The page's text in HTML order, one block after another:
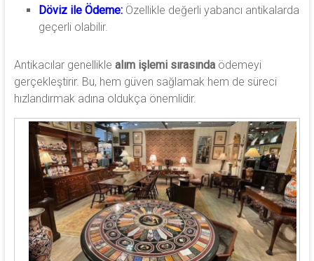
Döviz ile Ödeme:Özellikle değerli yabancı antikalarda
geçerli olabilir.
Antikacılar genellikle alım işlemi sırasındaödemeyi
gerçekleştirir. Bu, hem güven sağlamak hem de süreci
hızlandırmak adına oldukça önemlidir.